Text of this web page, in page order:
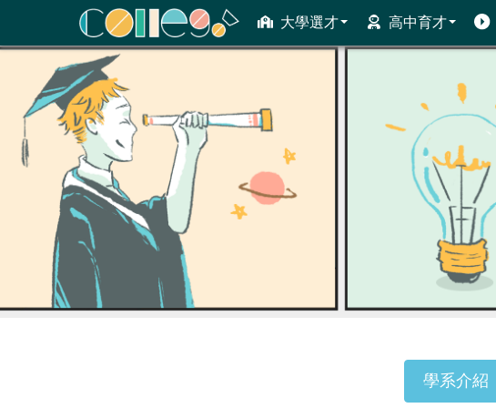
大學選才 高中育才
ColleGo! 大學選才與高中育才輔助系統
學系介紹